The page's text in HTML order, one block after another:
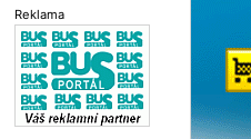
Reklama